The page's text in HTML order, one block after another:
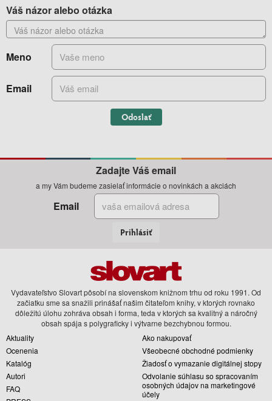
Váš názor alebo otázka
Meno
Email
Odoslať
Zadajte Váš email
a my Vám budeme zasielať informácie o novinkách a akciách
Email
Prihlásiť
Vydavateľstvo Slovart pôsobí na slovenskom knižnom trhu od roku 1991. Od
začiatku sme sa snažili prinášať našim čitateľom knihy, v ktorých rovnako
dôležitú úlohu zohráva obsah i forma, teda v ktorých sa kvalitný a náročný
obsah spája s polygraficky i výtvarne bezchybnou formou.
Aktuality
Ocenenia
Katalóg
Autori
FAQ
Ako nakupovať
Všeobecné obchodné podmienky
Žiadosť o vymazanie digitálnej stopy
Odvolanie súhlasu so spracovaním
osobných údajov na marketingové
účely